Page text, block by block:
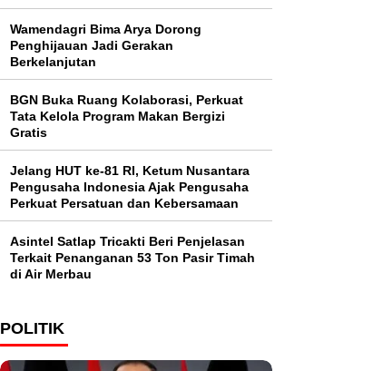
Wamendagri Bima Arya Dorong
Penghijauan Jadi Gerakan
Berkelanjutan
BGN Buka Ruang Kolaborasi, Perkuat
Tata Kelola Program Makan Bergizi
Gratis
Jelang HUT ke-81 RI, Ketum Nusantara
Pengusaha Indonesia Ajak Pengusaha
Perkuat Persatuan dan Kebersamaan
Asintel Satlap Tricakti Beri Penjelasan
Terkait Penanganan 53 Ton Pasir Timah
di Air Merbau
POLITIK